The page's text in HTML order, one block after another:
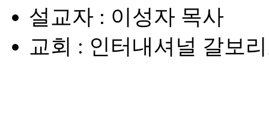
설교자 : 이성자 목사
교회 : 인터내셔널 갈보